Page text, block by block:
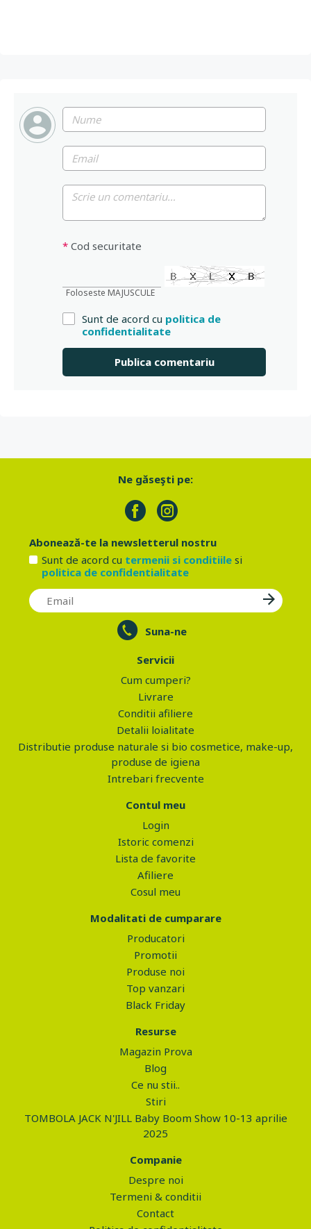
* Cod securitate
Foloseste MAJUSCULE
Sunt de acord cu politica de
confidentialitate
Ne găseşti pe:
Abonează-te la newsletterul nostru
Sunt de acord cu termenii si conditiilesi
politica de confidentialitate
Suna-ne
Servicii
Cum cumperi?
Livrare
Conditii afiliere
Detalii loialitate
Distributie produse naturale si bio cosmetice, make-up,
produse de igiena
Intrebari frecvente
Contul meu
Login
Istoric comenzi
Lista de favorite
Afiliere
Cosul meu
Modalitati de cumparare
Producatori
Promotii
Produse noi
Top vanzari
Black Friday
Resurse
Magazin Prova
Blog
Ce nu stii..
Stiri
TOMBOLA JACK N'JILL Baby Boom Show 10-13 aprilie
2025
Companie
Despre noi
Termeni & conditii
Contact